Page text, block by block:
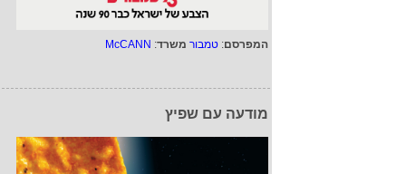
המפרסם: טמבור משרד:
McCANN
מודעה עם שפיץ